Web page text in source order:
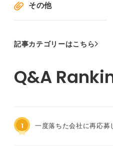
その他
記事カテゴリーはこちら
1 一度落ちた会社に再応募